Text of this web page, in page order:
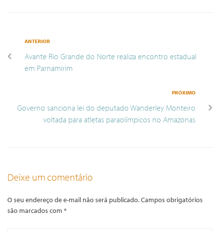
ANTERIOR
Avante Rio Grande do Norte realiza encontro estadual
em Parnamirim
PRÓXIMO
Governo sanciona lei do deputado Wanderley Monteiro
voltada para atletas paraolímpicos no Amazonas
Deixe um comentário
O seu endereço de e-mail não será publicado.Campos obrigatórios
são marcados com *